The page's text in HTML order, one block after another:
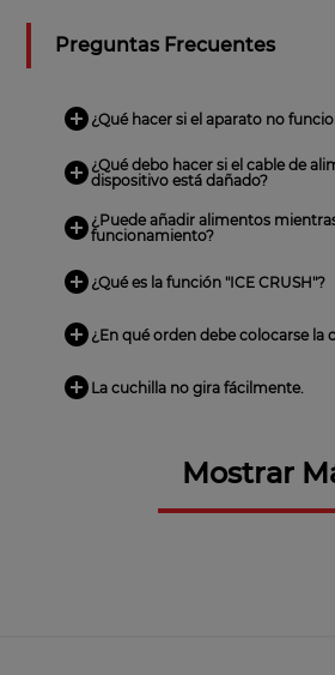
Preguntas Frecuentes
¿Qué hacer si el aparato no
¿Qué debo hacer si el cable de
dispositivo está dañado?
¿Puede añadir alimentos
funcionamiento?
¿Qué es la función "ICE CRUSH"?
¿En qué orden debe colocarse la
La cuchilla no gira fácilmente.
Mostrar